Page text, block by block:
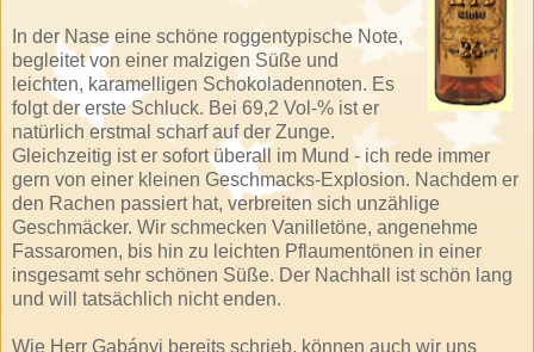
In der Nase eine schöne roggentypische Note,
begleitet von einer malzigen Süße und
leichten, karamelligen Schokoladennoten. Es
folgt der erste Schluck. Bei 69,2 Vol-% ist er
natürlich erstmal scharf auf der Zunge.
Gleichzeitig ist er sofort überall im Mund - ich rede immer
gern von einer kleinen Geschmacks-Explosion. Nachdem er
den Rachen passiert hat, verbreiten sich unzählige
Geschmäcker. Wir schmecken Vanilletöne, angenehme
Fassaromen, bis hin zu leichten Pflaumentönen in einer
insgesamt sehr schönen Süße. Der Nachhall ist schön lang
und will tatsächlich nicht enden.
Wie Herr Gabányi bereits schrieb, können auch wir uns